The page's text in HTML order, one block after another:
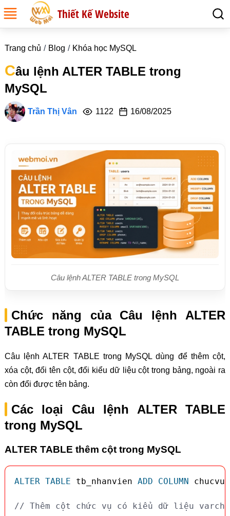
Thiết Kế Website
Trang chủ Blog Khóa học MySQL
Câu lệnh ALTER TABLE trong
MySQL
Trần Thị Vân 1122 16/08/2025
Câu lệnh ALTER TABLE trong MySQL
Chức năng của Câu lệnh ALTER
TABLE trong MySQL
Câu lệnh ALTER TABLE trong MySQL dùng để thêm cột,
xóa cột, đổi tên cột, đổi kiểu dữ liệu cột trong bảng, ngoài ra
còn đổi được tên bảng.
Các loại Câu lệnh ALTER TABLE
trong MySQL
ALTER TABLE thêm cột trong MySQL
ALTER TABLE tb_nhanvien ADD COLUMN chucvu
// Thêm cột chức vụ có kiểu dữ liệu